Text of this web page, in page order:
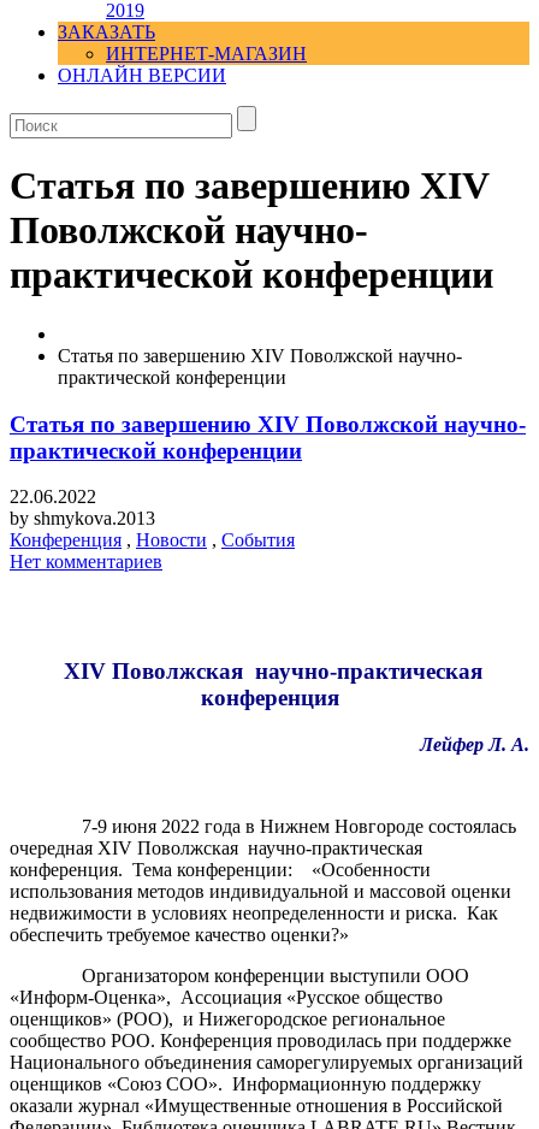
2019
ЗАКАЗАТЬ
ИНТЕРНЕТ-МАГАЗИН
ОНЛАЙН ВЕРСИИ
Статья по завершению XIV
Поволжской научно-
практической конференции
Статья по завершению XIV Поволжской научно-
практической конференции
Статья по завершению XIV Поволжской научно-
практической конференции
22.06.2022
by shmykova.2013
Конференция , Новости , События
Нет комментариев
XIVПоволжская научно-практическая
конференция
Лейфер Л. А.
7-9 июня 2022 года в Нижнем Новгороде состоялась
очередная XIV Поволжская научно-практическая
конференция. Тема конференции:
«Особенности
использования методов индивидуальной и массовой оценки
недвижимости в условиях неопределенности и риска. Как
обеспечить требуемое качество оценки?»
Организатором конференции выступили ООО
«Информ-Оценка», Ассоциация «Русское общество
оценщиков» (РОО), и Нижегородское региональное
сообщество РОО. Конференция проводилась при поддержке
Национального объединения саморегулируемых организаций
оценщиков «Союз СОО». Информационную поддержку
оказали журнал «Имущественные отношения в Российской